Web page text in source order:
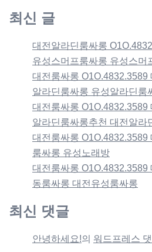
최신 글
대전알라딘룸싸롱
유성스머프룸싸롱 유성스머
대전룸싸롱 O1O.4832.3589
알라딘룸싸롱 유성알라딘룸
대전룸싸롱 O1O.4832.3589
알라딘룸싸롱추천 대전알라
대전룸싸롱 O1O.4832.3589
룸싸롱 유성노래방
대전룸싸롱 O1O.4832.3589
동룸싸롱 대전유성룸싸롱
최신 댓글
안녕하세요!의 워드프레스